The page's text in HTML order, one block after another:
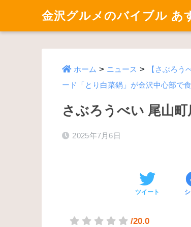
金沢グルメのバイブル あ
ホーム > ニュース >
【さぶろう
ード「とり白菜鍋」が金沢中心部で
さぶろうべい 尾山町
2025年7月6日
ツイート
/20.0